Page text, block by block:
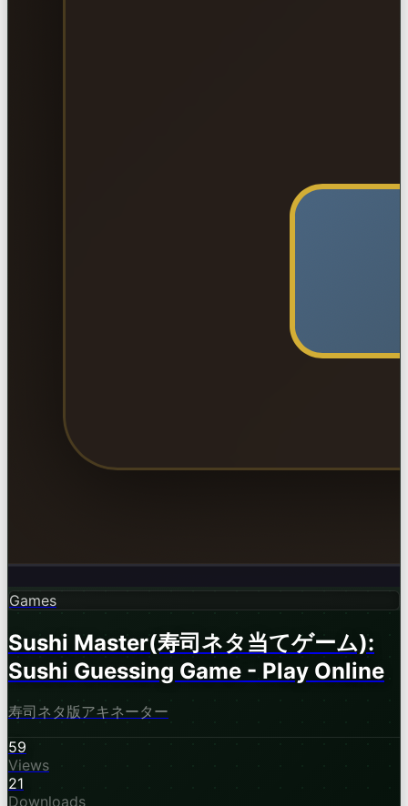
Games
Sushi Master(寿司ネタ当てゲーム):
Sushi Guessing Game - Play Online
寿司ネタ版アキネーター
59
Views
21
Downloads